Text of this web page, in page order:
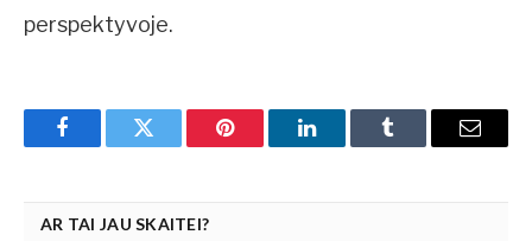
perspektyvoje.
FacebookTwitter Pinterest LinkedInTumblr Email
AR TAI JAU SKAITEI?